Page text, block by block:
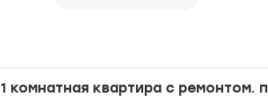
1 комнатная квартира с ремонтом.